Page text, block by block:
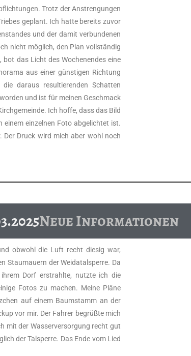
Trotz der Anstrengungen
geplant. Ich hatte bereits zuvor
und der damit verbundenen
nicht möglich, den Plan vollständig
das Licht des Wochenendes eine
aus einer günstigen Richtung
daraus resultierenden Schatten
und ist für meinen Geschmack
Ich hoffe, dass das Bild
einzelnen Foto abgelichtet ist.
Druck wird mich aber wohl noch
Neue Informationen
obwohl die Luft recht diesig war,
Staumauern der Weidatalsperre. Da
Dorf erstrahlte, nutzte ich die
Fotos zu machen. Meine Pläne
auf einem Baumstamm an der
vor mir. Der Fahrer begrüßte mich
mit der Wasserversorgung recht gut
der Talsperre. Das Ende vom Lied